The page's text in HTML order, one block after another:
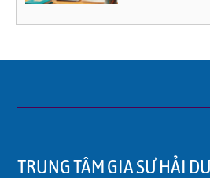
TRUNG TÂM GIA SƯ HẢI